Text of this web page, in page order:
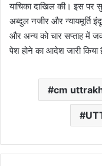
याचिका दाखिल की। इस पर
अब्दुल नजीर और न्यायमूर्ति इंदू
और अन्य को चार सप्ताह में
पेश होने का आदेश जारी किया
cm